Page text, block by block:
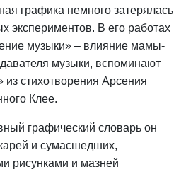
графика немного затерялась
экспериментов. В его работах
музыки» – влияние мамы-
музыки, вспоминают
из стихотворения Арсения
Клее.
графический словарь он
и сумасшедших,
рисунками и мазней